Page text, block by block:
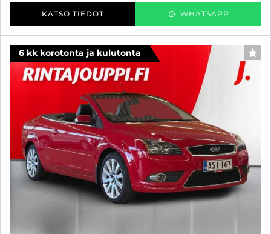
KATSO TIEDOT WHATSAPP
6 kk korotonta ja kulutonta